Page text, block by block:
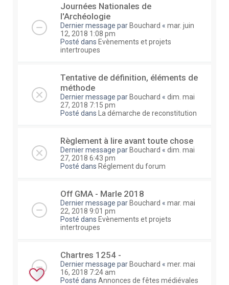
Journées Nationales de
l'Archéologie
Dernier message par Bouchard « mar. juin
12, 2018 1:08 pm
Posté dans Evènements et projets
intertroupes
Tentative de définition, éléments de
méthode
Dernier message par Bouchard « dim. mai
27, 2018 7:15 pm
Posté dans
La démarche de reconstitution
Règlement à lire avant toute chose
Dernier message par Bouchard « dim. mai
27, 2018 6:43 pm
Posté dans Réglement du forum
Off GMA - Marle 2018
Dernier message par Bouchard « mar. mai
22, 2018 9:01 pm
Posté dans Evènements et projets
intertroupes
Chartres 1254 -
Dernier message par Bouchard « mer. mai
16, 2018 7:24 am
Posté dans Annonces de fêtes médiévales